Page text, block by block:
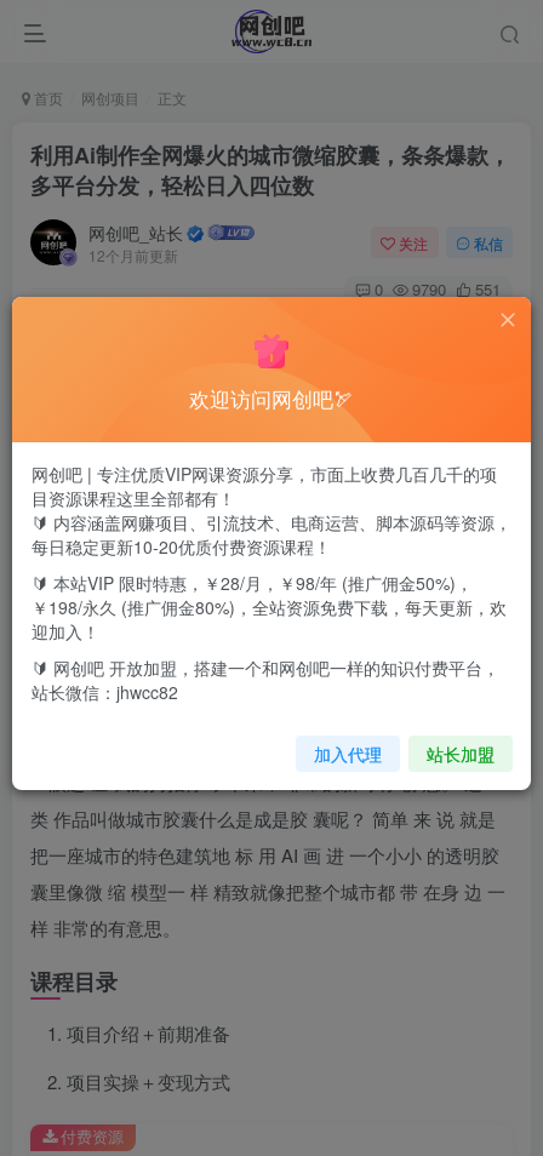
首页 网创项目 正文
利用Ai制作全网爆火的城市微缩胶囊，条条爆款，
多平台分发，轻松日入四位数
网创吧_站长
12个月前更新
关注 私信
0 9790 551
项目介绍
大家好， 今天 给 大家分享的 项 目是《用 Ai 制作全网爆火
的城市微 缩 胶囊， 条条爆款， 多平台分 发 ， 疯 狂 涨 粉
变现 》 最近刷小某 书 的 时 候刷到一 组图 ， 从我看到的第
类 作品叫做城市胶囊什么是成是胶 囊呢？ 简单 来 说 就是
把一座城市的特色建筑地 标 用 AI 画 进 一个小小 的透明胶
囊里像微 缩 模型一 样 精致就像把整个城市都 带 在身 边 一
样 非常的有意思。
课程目录
项目介绍＋前期准备
项目实操＋变现方式
付费资源
欢迎访问网创吧🏹
网创吧 | 专注优质VIP网课资源分享，市面上收费几百几千的项
目资源课程这里全部都有！
🔰 内容涵盖网赚项目、引流技术、电商运营、脚本源码等资源，
每日稳定更新10-20优质付费资源课程！
🔰 本站VIP 限时特惠，￥28/月，￥98/年 (推广佣金50%)，
￥198/永久 (推广佣金80%)，全站资源免费下载，每天更新，欢
迎加入！
🔰 网创吧 开放加盟，搭建一个和网创吧一样的知识付费平台，
站长微信：jhwcc82
加入代理 站长加盟